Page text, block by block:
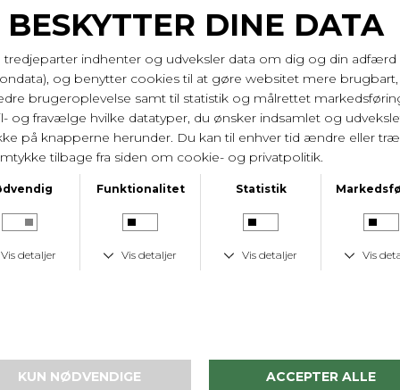
Varenr. 46419 6000
LEVERINGSTID
Tlf. 24 59 87 63